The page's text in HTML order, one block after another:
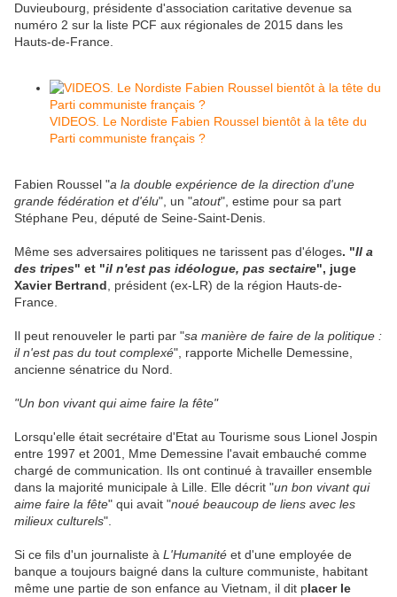
Duvieubourg, présidente d'association caritative devenue sa
numéro 2 sur la liste PCF aux régionales de 2015 dans les
Hauts-de-France.
VIDEOS. Le Nordiste Fabien Roussel bientôt à la tête du
Parti communiste français ?
Fabien Roussel "a la double expérience de la direction d'une
grande fédération et d'élu", un "atout", estime pour sa part
Stéphane Peu, député de Seine-Saint-Denis.
Même ses adversaires politiques ne tarissent pas d'éloges. "Il a
des tripes" et "il n'est pas idéologue, pas sectaire", juge
Xavier Bertrand , président (ex-LR) de la région Hauts-de-
France.
Il peut renouveler le parti par "sa manière de faire de la politique :
il n'est pas du tout complexé", rapporte Michelle Demessine,
ancienne sénatrice du Nord.
"Un bon vivant qui aime faire la fête"
Lorsqu'elle était secrétaire d'Etat au Tourisme sous Lionel Jospin
entre 1997 et 2001, Mme Demessine l'avait embauché comme
chargé de communication. Ils ont continué à travailler ensemble
dans la majorité municipale à Lille. Elle décrit "un bon vivant qui
aime faire la fête" qui avait "noué beaucoup de liens avec les
milieux culturels".
Si ce fils d'un journaliste à L'Humanité et d'une employée de
banque a toujours baigné dans la culture communiste, habitant
même une partie de son enfance au Vietnam, il dit placer le